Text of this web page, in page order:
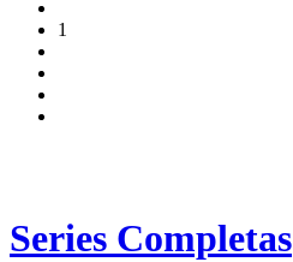
1
Series Completas